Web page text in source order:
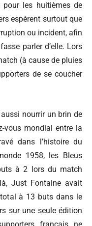
les huitièmes de
espèrent surtout que
ou incident, afin
parler d’elle. Lors
(à cause de pluies
de se coucher
nourrir un brin de
vous mondial entre la
dans l’histoire du
1958, les Bleus
à 2 lors du match
Just Fontaine avait
à 13 buts dans le
sur une seule édition